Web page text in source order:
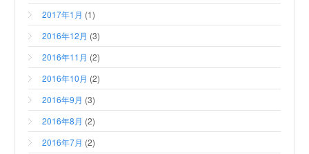
2017年1月 (1)
2016年12月 (3)
2016年11月 (2)
2016年10月 (2)
2016年9月 (3)
2016年8月 (2)
2016年7月 (2)